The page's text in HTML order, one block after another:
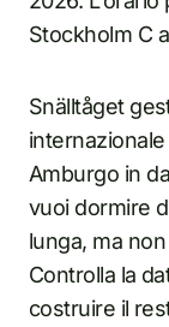
Stockholm C
Snälltåget
Amburgo in
vuoi dormire
lunga, ma
Controlla la
costruire il